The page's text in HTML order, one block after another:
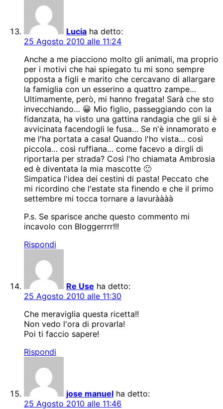
Lucia ha detto:
25 Agosto 2010 alle 11:24
Anche a me piacciono molto gli animali, ma proprio
per i motivi che hai spiegato tu mi sono sempre
opposta a figli e marito che cercavano di allargare
la famiglia con un esserino a quattro zampe…
Ultimamente, però, mi hanno fregata! Sarà che sto
invecchiando… 😀 Mio figlio, passeggiando con la
fidanzata, ha visto una gattina randagia che gli si è
avvicinata facendogli le fusa… Se n'è innamorato e
me l'ha portata a casa! Quando l'ho vista… così
piccola… così ruffiana… come facevo a dirgli di
riportarla per strada? Così l'ho chiamata Ambrosia
ed è diventata la mia mascotte 🙂
Simpatica l'idea dei cestini di pasta! Peccato che
mi ricordino che l'estate sta finendo e che il primo
settembre mi tocca tornare a lavuràààà
P.s. Se sparisce anche questo commento mi
incavolo con Bloggerrrr!!!
Rispondi
Re Use ha detto:
25 Agosto 2010 alle 11:30
Che meraviglia questa ricetta!!
Non vedo l'ora di provarla!
Poi ti faccio sapere!
Rispondi
jose manuel ha detto:
25 Agosto 2010 alle 11:46